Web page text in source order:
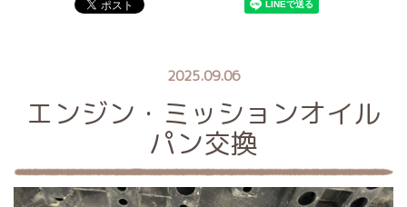
2025.09.06
エンジン・ミッションオイル
パン交換